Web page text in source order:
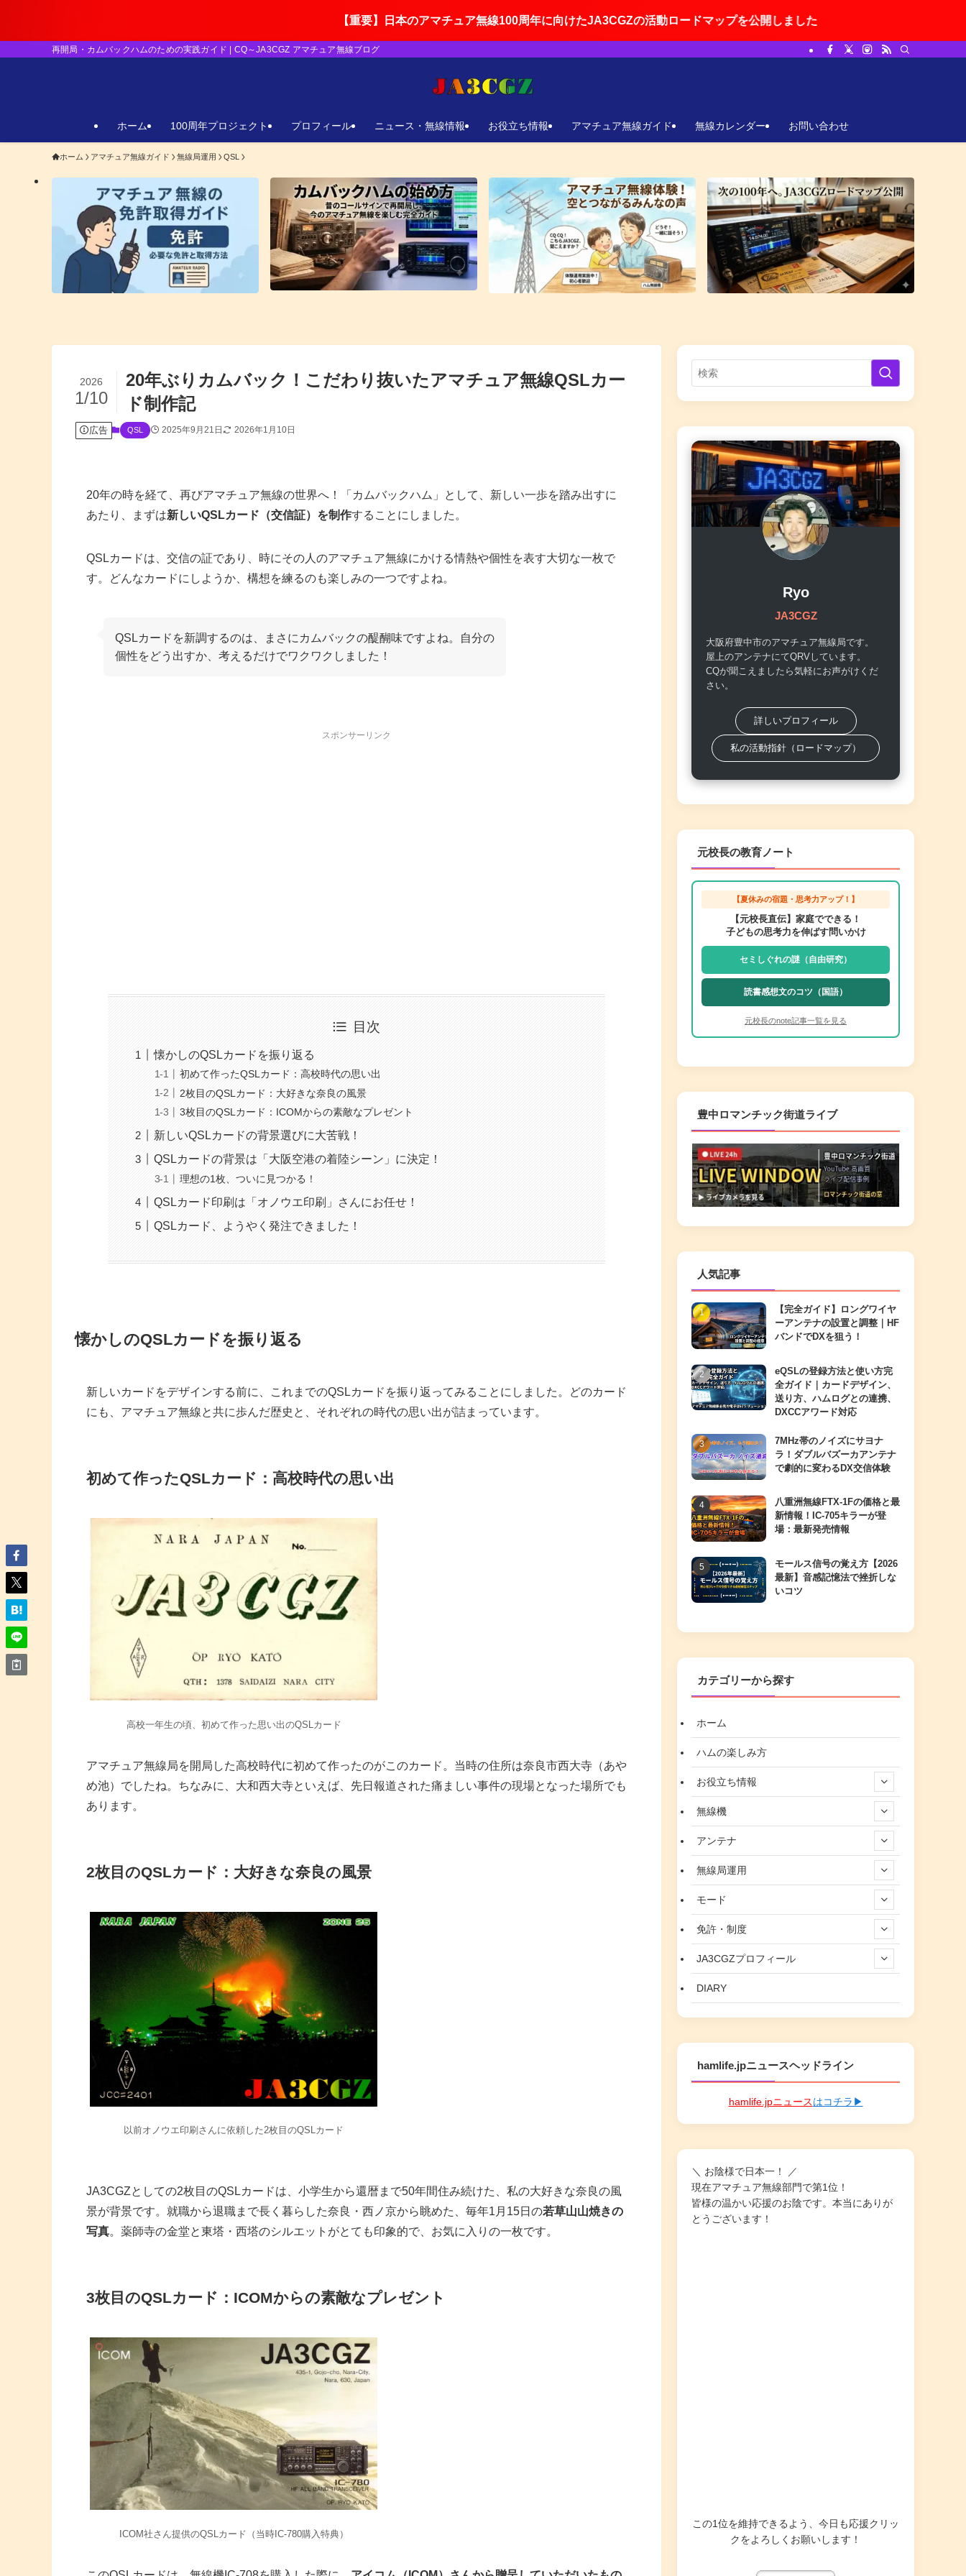
【重要】日本のアマチュア無線100周年に向けたJA3CGZの活動ロードマップを公開しました
再開局・カムバックハムのための実践ガイド | CQ～JA3CGZ アマチュア無線ブログ
ホーム 100周年プロジェクト プロフィール ニュース・無線情報 お役立ち情報 アマチュア無線ガイド 無線カレンダー お問い合わせ
ホーム アマチュア無線ガイド 無線局運用 QSL
20年ぶりカムバック！こだわり抜いたアマチュア無線QSLカー
ド制作記
2026
1/10
広告 QSL 2025年9月21日 2026年1月10日
20年の時を経て、再びアマチュア無線の世界へ！「カムバックハム」として、新しい一歩を踏み出すに
あたり、まずは新しいQSLカード（交信証）を制作することにしました。
QSLカードは、交信の証であり、時にその人のアマチュア無線にかける情熱や個性を表す大切な一枚で
す。どんなカードにしようか、構想を練るのも楽しみの一つですよね。
QSLカードを新調するのは、まさにカムバックの醍醐味ですよね。自分の
個性をどう出すか、考えるだけでワクワクしました！
スポンサーリンク
目次
懐かしのQSLカードを振り返る
初めて作ったQSLカード：高校時代の思い出
2枚目のQSLカード：大好きな奈良の風景
3枚目のQSLカード：ICOMからの素敵なプレゼント
新しいQSLカードの背景選びに大苦戦！
QSLカードの背景は「大阪空港の着陸シーン」に決定！
理想の1枚、ついに見つかる！
QSLカード印刷は「オノウエ印刷」さんにお任せ！
QSLカード、ようやく発注できました！
懐かしのQSLカードを振り返る
新しいカードをデザインする前に、これまでのQSLカードを振り返ってみることにしました。どのカード
にも、アマチュア無線と共に歩んだ歴史と、それぞれの時代の思い出が詰まっています。
初めて作ったQSLカード：高校時代の思い出
高校一年生の頃、初めて作った思い出のQSLカード
アマチュア無線局を開局した高校時代に初めて作ったのがこのカード。当時の住所は奈良市西大寺（あや
め池）でしたね。ちなみに、大和西大寺といえば、先日報道された痛ましい事件の現場となった場所でも
あります。
2枚目のQSLカード：大好きな奈良の風景
以前オノウエ印刷さんに依頼した2枚目のQSLカード
JA3CGZとしての2枚目のQSLカードは、小学生から還暦まで50年間住み続けた、私の大好きな奈良の風
景が背景です。就職から退職まで長く暮らした奈良・西ノ京から眺めた、毎年1月15日の若草山山焼きの
写真。薬師寺の金堂と東塔・西塔のシルエットがとても印象的で、お気に入りの一枚です。
3枚目のQSLカード：ICOMからの素敵なプレゼント
ICOM社さん提供のQSLカード（当時IC-780購入特典）
Ryo
JA3CGZ
大阪府豊中市のアマチュア無線局です。
屋上のアンテナにてQRVしています。
CQが聞こえましたら気軽にお声がけくだ
さい。
詳しいプロフィール
私の活動指針（ロードマップ）
元校長の教育ノート
【夏休みの宿題・思考力アップ！】
【元校長直伝】家庭でできる！
子どもの思考力を伸ばす問いかけ
セミしぐれの謎（自由研究）
読書感想文のコツ（国語）
元校長のnote記事一覧を見る
豊中ロマンチック街道ライブ
人気記事
【完全ガイド】ロングワイヤ
ーアンテナの設置と調整｜HF
バンドでDXを狙う！
eQSLの登録方法と使い方完
全ガイド｜カードデザイン、
送り方、ハムログとの連携、
DXCCアワード対応
7MHz帯のノイズにサヨナ
ラ！ダブルバズーカアンテナ
で劇的に変わるDX交信体験
八重洲無線FTX-1Fの価格と最
新情報！IC-705キラーが登
場：最新発売情報
モールス信号の覚え方【2026
最新】音感記憶法で挫折しな
いコツ
カテゴリーから探す
ホーム
ハムの楽しみ方
お役立ち情報
無線機
アンテナ
無線局運用
モード
免許・制度
JA3CGZプロフィール
DIARY
hamlife.jpニュースヘッドライン
hamlife.jpニュースはコチラ▶
＼ お陰様で日本一！ ／
現在アマチュア無線部門で第1位！
皆様の温かい応援のお陰です。本当にありが
とうございます！
この1位を維持できるよう、今日も応援クリッ
クをよろしくお願いします！